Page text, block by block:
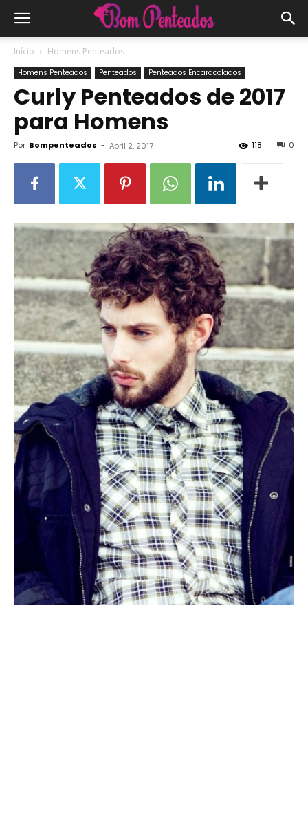
Início Homens Penteados
Homens Penteados Penteados Penteados Encaracolados
Curly Penteados de 2017
para Homens
Por Bompenteados - April 2, 2017 0
118